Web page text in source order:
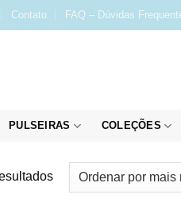
Contato FAQ – Dúvidas
PULSEIRAS COLEÇÕES
Classificado
por